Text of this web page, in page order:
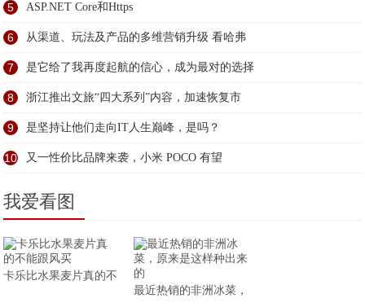
5 ASP.NET Core和Https
6 从渠道、玩法及产品的多维营销升级 看哈弗
7 是它给了我再度起航的信心，成为最对的选择
8 浙江推出文旅“四大系列”内容，加速恢复市
9 是坚持让他们走向IT人生巅峰，是吗？
10 又一性价比品牌来袭，小米 POCO 有望
我爱看图
卡乐比水果麦片真的不
最近热销的非洲冰菜，